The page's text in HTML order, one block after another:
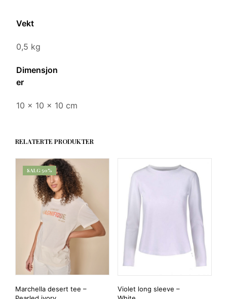
Vekt
0,5 kg
Dimensjon
er
10 × 10 × 10 cm
RELATERTE PRODUKTER
SALG 50%
Marchella desert tee –
Violet long sleeve –